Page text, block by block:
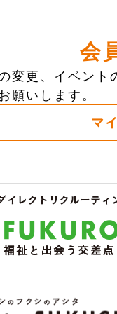
会
変更、イベント
願いします。
マ